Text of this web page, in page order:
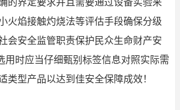
的界定要求并且需要通过设备实验来
火焰接触灼烧法等评估手段确保分级
会安全监管职责保护民众生命财产安
用时应当仔细甄别标签信息对照实际需
类型产品以达到佳安全保障成效！